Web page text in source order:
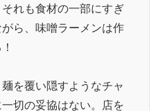
れも食材の一部にすぎ
ら、味噌ラーメンは作
を覆い隠すようなチャ
切の妥協はない。店を